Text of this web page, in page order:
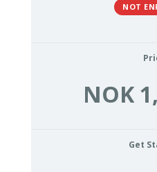
NOT
NOK
Get